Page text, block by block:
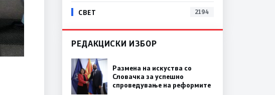
СВЕТ 2194
РЕДАКЦИСКИ ИЗБОР
Размена на искуства со
Словачка за успешно
спроведување на реформите